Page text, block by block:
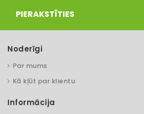
PIERAKSTĪTIES
Noderīgi
Par mums
Kā kļūt par klientu
Informācija